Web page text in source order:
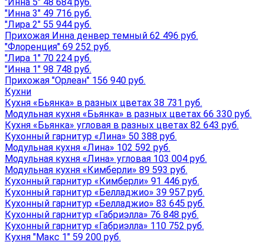
"Инна 3" 49 716 руб.
"Лира 2" 55 944 руб.
Прихожая Инна денвер темный 62 496 руб.
"Флоренция" 69 252 руб.
"Лира 1" 70 224 руб.
"Инна 1" 98 748 руб.
Прихожая "Орлеан" 156 940 руб.
Кухни
Кухня «Бьянка» в разных цветах 38 731 руб.
Модульная кухня «Бьянка» в разных цветах 66 330 руб.
Кухня «Бьянка» угловая в разных цветах 82 643 руб.
Кухонный гарнитур «Лина» 50 388 руб.
Модульная кухня «Лина» 102 592 руб.
Модульная кухня «Лина» угловая 103 004 руб.
Модульная кухня «Кимберли» 89 593 руб.
Кухонный гарнитур «Кимберли» 91 446 руб.
Кухонный гарнитур «Белладжио» 39 957 руб.
Кухонный гарнитур «Белладжио» 83 645 руб.
Кухонный гарнитур «Габриэлла» 76 848 руб.
Кухонный гарнитур «Габриэлла» 110 752 руб.
Кухня "Макс 1" 59 200 руб.